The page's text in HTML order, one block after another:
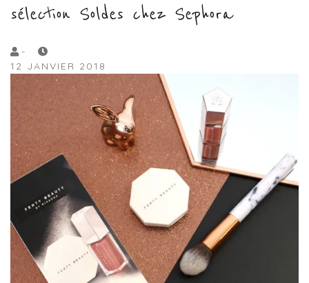
sélection Soldes chez Sephora
by
Lola
Sample
-
12 JANVIER 2018